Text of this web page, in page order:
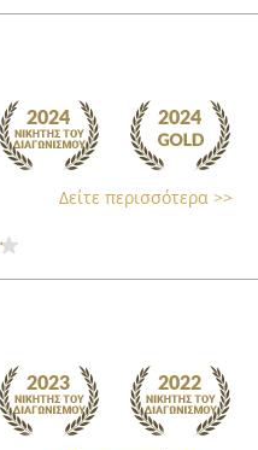
Δείτε περισσότερα >>